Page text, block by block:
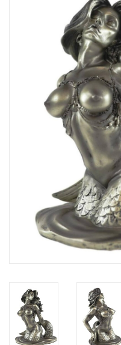
Veronese Design
Giftware & Lifestyle &
Collectables
Aanbiedingen